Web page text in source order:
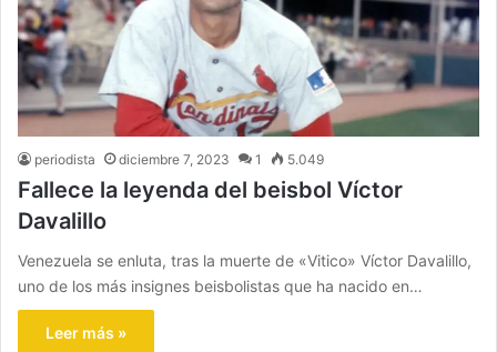
periodista diciembre 7, 2023 1 5.049
Fallece la leyenda del beisbol Víctor
Davalillo
Venezuela se enluta, tras la muerte de «Vitico» Víctor Davalillo,
uno de los más insignes beisbolistas que ha nacido en…
Leer más »